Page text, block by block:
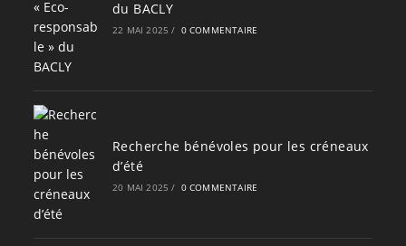
du BACLY
22 MAI 2025 / 0 COMMENTAIRE
Recherche bénévoles pour les créneaux
d’été
20 MAI 2025 / 0 COMMENTAIRE